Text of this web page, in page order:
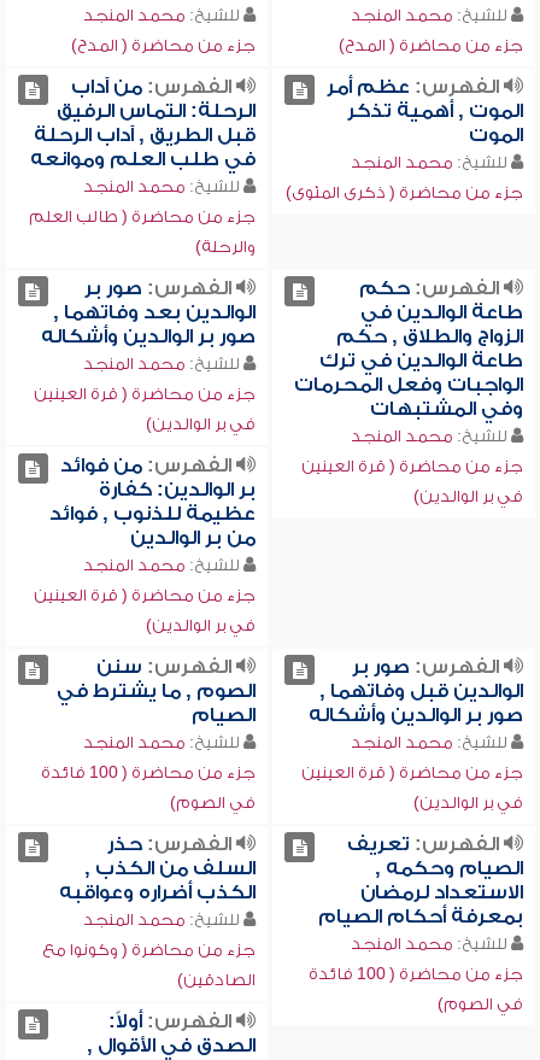
للشيخ: محمد المنجد
جزء من محاضرة ( المدح)
للشيخ: محمد المنجد
جزء من محاضرة ( المدح)
الفهرس: عظم أمر
الموت , أهمية تذكر
الموت
للشيخ: محمد المنجد
جزء من محاضرة ( ذكرى المثوى)
الفهرس:من آداب
الرحلة: التماس الرفيق
قبل الطريق , آداب الرحلة
في طلب العلم وموانعه
للشيخ: محمد المنجد
جزء من محاضرة ( طالب العلم
والرحلة)
الفهرس:حكم
طاعة الوالدين في
الزواج والطلاق , حكم
طاعة الوالدين في ترك
الواجبات وفعل المحرمات
وفي المشتبهات
للشيخ: محمد المنجد
جزء من محاضرة ( قرة العينين
في بر الوالدين)
الفهرس: صور بر
الوالدين بعد وفاتهما ,
صور بر الوالدين وأشكاله
للشيخ: محمد المنجد
جزء من محاضرة ( قرة العينين
في بر الوالدين)
الفهرس:من فوائد
بر الوالدين: كفارة
عظيمة للذنوب , فوائد
من بر الوالدين
للشيخ: محمد المنجد
جزء من محاضرة ( قرة العينين
في بر الوالدين)
الفهرس: صور بر
الوالدين قبل وفاتهما ,
صور بر الوالدين وأشكاله
للشيخ: محمد المنجد
جزء من محاضرة ( قرة العينين
في بر الوالدين)
الفهرس: سنن
الصوم , ما يشترط في
الصيام
للشيخ: محمد المنجد
جزء من محاضرة ( 100 فائدة
في الصوم)
الفهرس: تعريف
الصيام وحكمه ,
الاستعداد لرمضان
بمعرفة أحكام الصيام
للشيخ: محمد المنجد
جزء من محاضرة ( 100 فائدة
في الصوم)
الفهرس:حذر
السلف من الكذب ,
الكذب أضراره وعواقبه
للشيخ: محمد المنجد
جزء من محاضرة ( وكونوا مع
الصادقين)
الفهرس:أولاً:
الصدق في الأقوال ,